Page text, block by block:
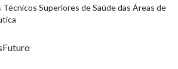
Superiores de Saúde das Áreas de